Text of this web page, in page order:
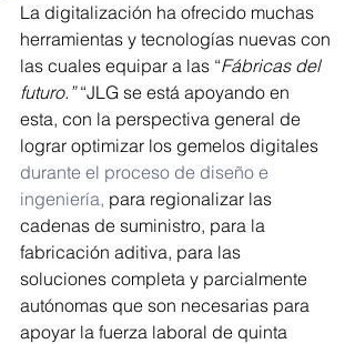
La digitalización ha ofrecido muchas
herramientas y tecnologías nuevas con
las cuales equipar a las “Fábricas del
futuro.” “JLG se está apoyando en
esta, con la perspectiva general de
lograr optimizar los gemelos digitales
durante el proceso de diseño e
ingeniería, para regionalizar las
cadenas de suministro, para la
fabricación aditiva, para las
soluciones completa y parcialmente
autónomas que son necesarias para
apoyar la fuerza laboral de quinta